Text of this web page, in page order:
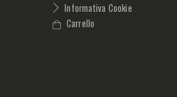
Informativa Cookie
Carrello